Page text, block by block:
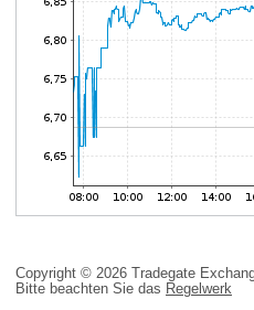
Copyright © 2026 Tradegate
Bitte beachten Sie das Regelwerk